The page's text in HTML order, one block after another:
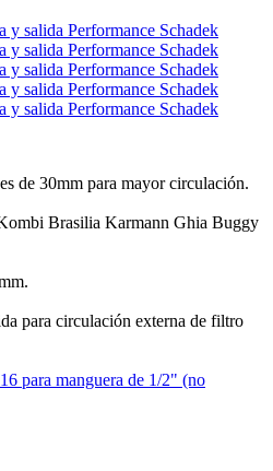
de 30mm para mayor circulación.
Brasilia Karmann Ghia Buggy
para circulación externa de filtro
para manguera de 1/2" (no